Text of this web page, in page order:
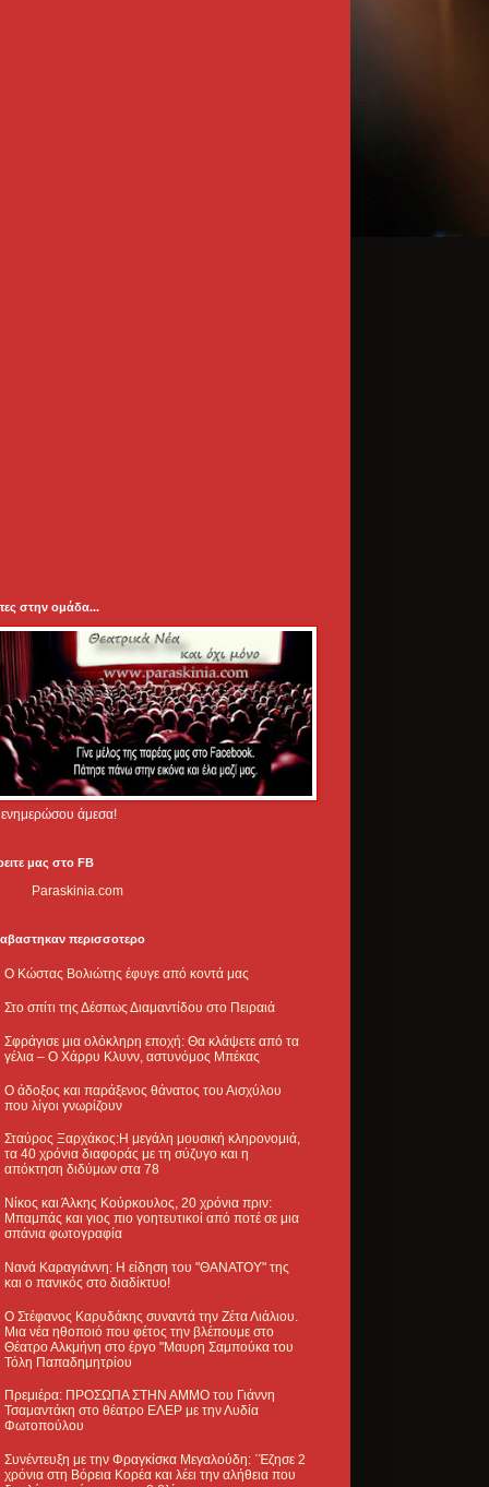
στην ομάδα...
ενημερώσου άμεσα!
μας στο FB
Paraskinia.com
περισσοτερο
Ο Κώστας Βολιώτης έφυγε από κοντά μας
Στο σπίτι της Δέσπως Διαμαντίδου στο Πειραιά
Σφράγισε μια ολόκληρη εποχή: Θα κλάψετε από τα
γέλια – Ο Χάρρυ Κλυνν, αστυνόμος Μπέκας
Ο άδοξος και παράξενος θάνατος του Αισχύλου
που λίγοι γνωρίζουν
Σταύρος Ξαρχάκος:Η μεγάλη μουσική κληρονομιά,
τα 40 χρόνια διαφοράς με τη σύζυγο και η
απόκτηση διδύμων στα 78
Νίκος και Άλκης Κούρκουλος, 20 χρόνια πριν:
Μπαμπάς και γιος πιο γοητευτικοί από ποτέ σε μια
σπάνια φωτογραφία
Νανά Καραγιάννη: Η είδηση του "ΘΑΝΑΤΟΥ" της
και ο πανικός στο διαδίκτυο!
Ο Στέφανος Καρυδάκης συναντά την Ζέτα Λιάλιου.
Μια νέα ηθοποιό που φέτος την βλέπουμε στο
Θέατρο Αλκμήνη στο έργο "Μαυρη Σαμπούκα του
Τόλη Παπαδημητρίου
Πρεμιέρα: ΠΡΟΣΩΠΑ ΣΤΗΝ ΑΜΜΟ του Γιάννη
Τσαμαντάκη στο θέατρο ΕΛΕΡ με την Λυδία
Φωτοπούλου
Συνέντευξη με την Φραγκίσκα Μεγαλούδη: ΄Έζησε 2
χρόνια στη Βόρεια Κορέα και λέει την αλήθεια που